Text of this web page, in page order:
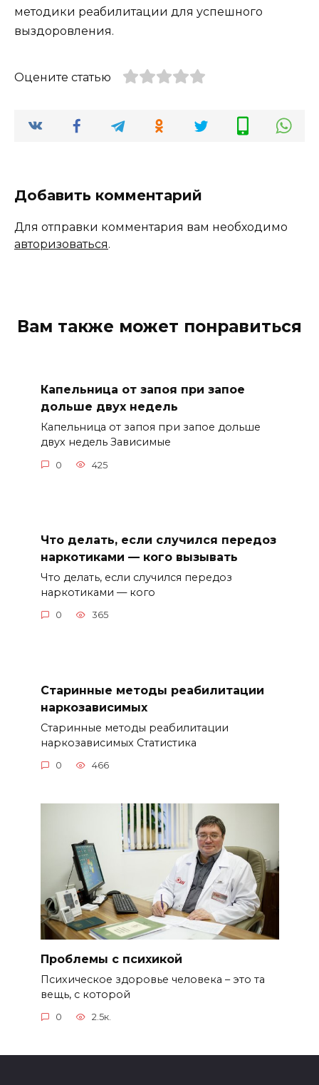
методики реабилитации для успешного
выздоровления.
Оцените статью
Добавить комментарий
Для отправки комментария вам необходимо
авторизоваться.
Вам также может понравиться
Капельница от запоя при запое
дольше двух недель
Капельница от запоя при запое дольше
двух недель Зависимые
0 425
Что делать, если случился передоз
наркотиками — кого вызывать
Что делать, если случился передоз
наркотиками — кого
0 365
Старинные методы реабилитации
наркозависимых
Старинные методы реабилитации
наркозависимых Статистика
0 466
Проблемы с психикой
Психическое здоровье человека – это та
вещь, с которой
0 2.5к.